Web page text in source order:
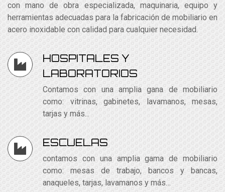
con mano de obra especializada, maquinaria, equipo y
herramientas adecuadas para la fabricación de mobiliario en
acero inoxidable con calidad para cualquier necesidad.
HOSPITALES Y
LABORATORIOS
Contamos con una amplia gana de mobiliario
como: vitrinas, gabinetes, lavamanos, mesas,
tarjas y más...
ESCUELAS
contamos con una amplia gama de mobiliario
como: mesas de trabajo, bancos y bancas,
anaqueles, tarjas, lavamanos y más…